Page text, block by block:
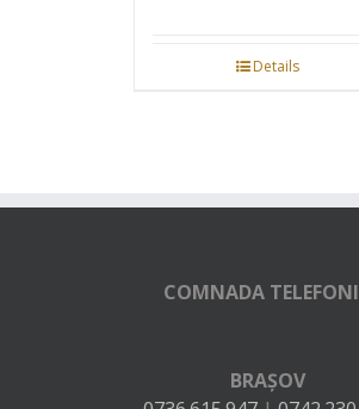
Details
COMNADA
BRAȘOV